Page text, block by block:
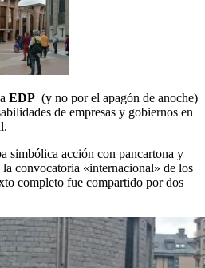
EDP (y no por el apagón de anoche)
de empresas y gobiernos en
simbólica acción con pancartona y
convocatoria «internacional» de los
completo fue compartido por dos